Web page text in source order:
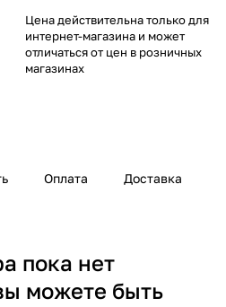
Цена действительна только для
интернет-магазина и может
отличаться от цен в розничных
магазинах
Оплата Доставка
пока нет
можете быть